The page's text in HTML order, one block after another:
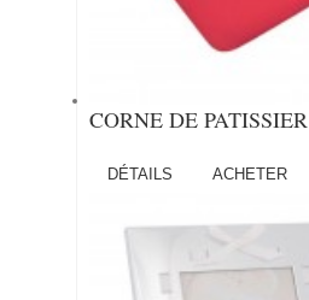
CORNE DE PATISSIER
DÉTAILS ACHETER